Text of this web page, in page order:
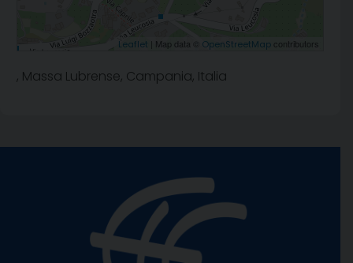
Leaflet | Map data © OpenStreetMap contributors
, Massa Lubrense, Campania, Italia